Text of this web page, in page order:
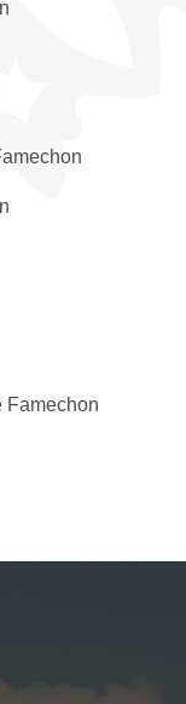
Famechon